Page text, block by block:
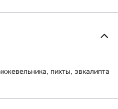
пихты, эвкалипта